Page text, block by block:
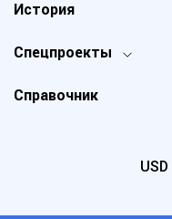
Спецпроекты
История
Справочник
USD